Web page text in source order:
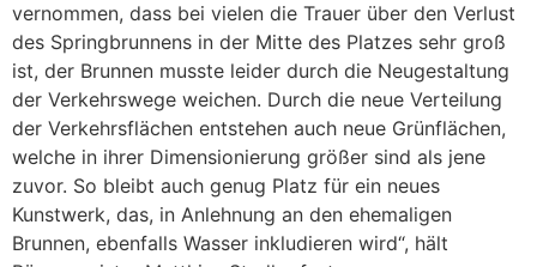
vernommen, dass bei vielen die Trauer über den Verlust
des Springbrunnens in der Mitte des Platzes sehr groß
ist, der Brunnen musste leider durch die Neugestaltung
der Verkehrswege weichen. Durch die neue Verteilung
der Verkehrsflächen entstehen auch neue Grünflächen,
welche in ihrer Dimensionierung größer sind als jene
zuvor. So bleibt auch genug Platz für ein neues
Kunstwerk, das, in Anlehnung an den ehemaligen
Brunnen, ebenfalls Wasser inkludieren wird“, hält